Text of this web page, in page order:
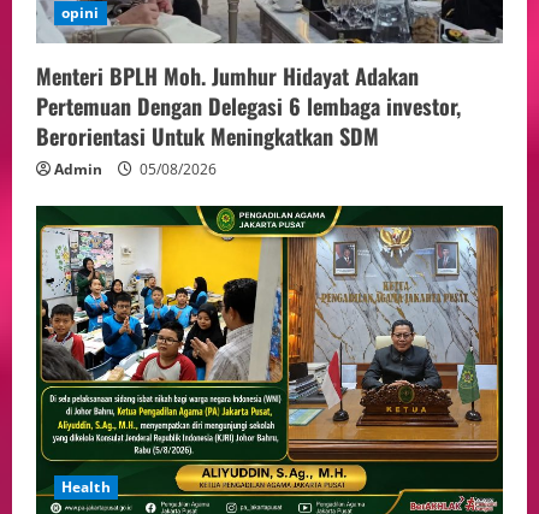
opini
Menteri BPLH Moh. Jumhur Hidayat Adakan
Pertemuan Dengan Delegasi 6 lembaga investor,
Berorientasi Untuk Meningkatkan SDM
Admin 05/08/2026
Health